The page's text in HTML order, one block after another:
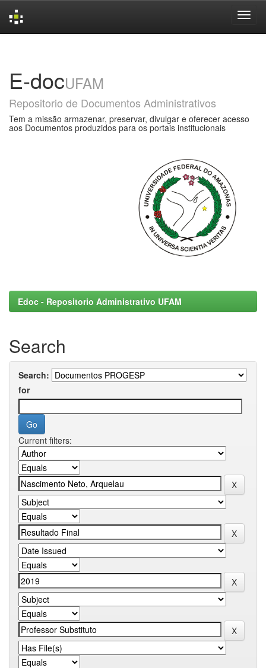
E-docUFAM
Repositorio de Documentos Administrativos
Tem a missão armazenar, preservar, divulgar e oferecer acesso
aos Documentos produzidos para os portais institucionais
Edoc - Repositorio Administrativo UFAM
Search
Search:
for
Current filters: